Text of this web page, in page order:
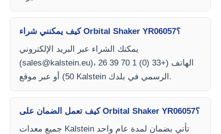
كيف يمكنني شراء Orbital Shaker YR06057؟
يمكنك الشراء عبر البريد الإلكتروني
(sales@kalstein.eu)، الهاتف (+33 (0) 1 70 39 26
50) أو عبر موقع Kalstein الرسمي في بلدك.
كيف تعمل الضمان على Orbital Shaker YR06057؟
جميع معدات Kalstein تأتي بضمان لمدة عام واحد